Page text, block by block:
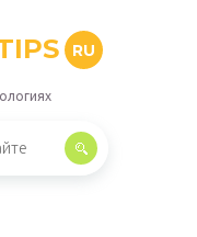
RU